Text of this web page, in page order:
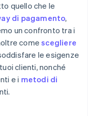
quello che le
di pagamento,
un confronto tra i
comescegliere
le esigenze
clienti, nonché
e i metodi di